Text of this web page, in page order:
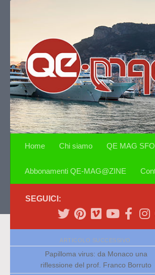
Home Chi siamo QE MAG
Abbonamenti QE-MAG@ZINE
SEGUICI:
ARTICOLO SUCCESSIVO
Papilloma virus: da Monaco una
riflessione del prof. Franco Borruto